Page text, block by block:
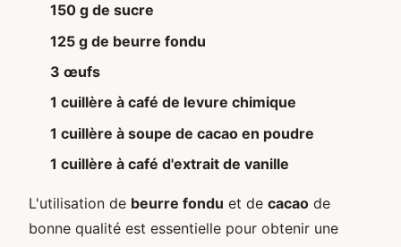
150 g de sucre
125 g de beurre fondu
3 œufs
1 cuillère à café de levure chimique
1 cuillère à soupe de cacao en poudre
1 cuillère à café d'extrait de vanille
L'utilisation de beurre fondu et de cacao de
bonne qualité est essentielle pour obtenir une